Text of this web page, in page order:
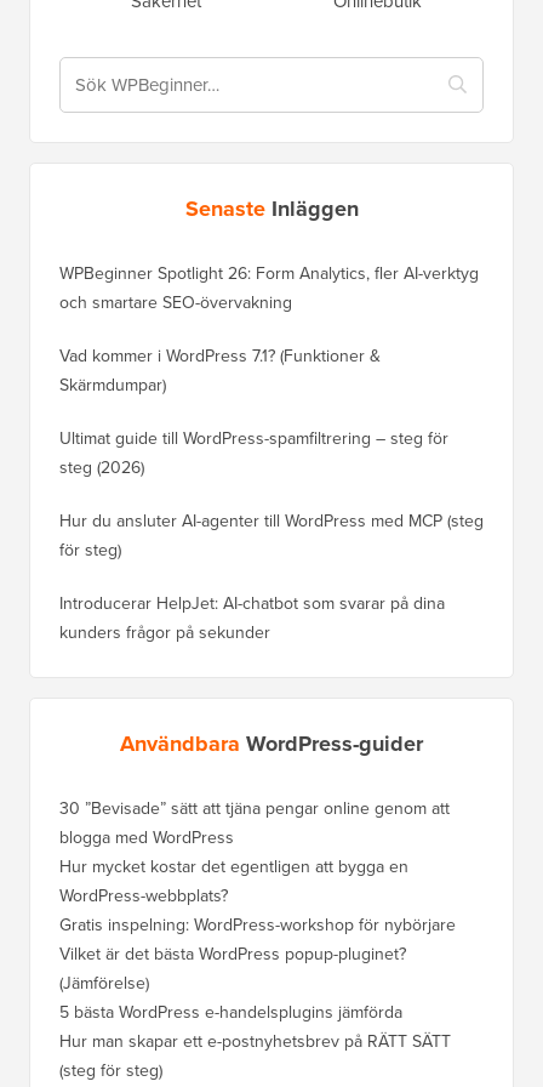
Senaste Inläggen
WPBeginner Spotlight 26: Form Analytics, fler AI-verktyg
och smartare SEO-övervakning
Vad kommer i WordPress 7.1? (Funktioner &
Skärmdumpar)
Ultimat guide till WordPress-spamfiltrering – steg för
steg (2026)
Hur du ansluter AI-agenter till WordPress med MCP (steg
för steg)
Introducerar HelpJet: AI-chatbot som svarar på dina
kunders frågor på sekunder
Användbara WordPress-guider
30 ”Bevisade” sätt att tjäna pengar online genom att
blogga med WordPress
Hur mycket kostar det egentligen att bygga en
WordPress-webbplats?
Gratis inspelning: WordPress-workshop för nybörjare
Vilket är det bästa WordPress popup-pluginet?
(Jämförelse)